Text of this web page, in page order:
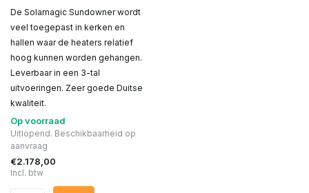
De Solamagic Sundowner wordt
veel toegepast in kerken en
hallen waar de heaters relatief
hoog kunnen worden gehangen.
Leverbaar in een 3-tal
uitvoeringen. Zeer goede Duitse
kwaliteit.
Op voorraad
Uitlopend. Beschikbaarheid op
aanvraag
€2.178,00
Incl. btw